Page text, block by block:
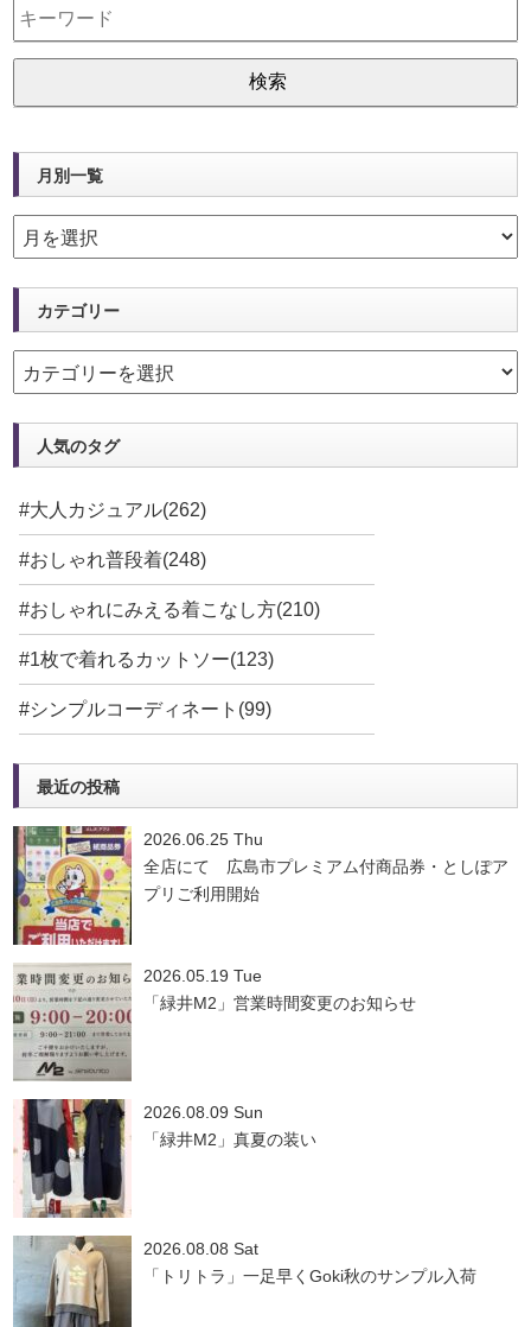
月別一覧
カテゴリー
人気のタグ
#大人カジュアル(262)
#おしゃれ普段着(248)
#おしゃれにみえる着こなし方(210)
#1枚で着れるカットソー(123)
#シンプルコーディネート(99)
最近の投稿
2026.06.25 Thu
全店にて 広島市プレミアム付商品券・としぽア
プリご利用開始
2026.05.19 Tue
「緑井M2」営業時間変更のお知らせ
2026.08.09 Sun
「緑井M2」真夏の装い
2026.08.08 Sat
「トリトラ」一足早くGoki秋のサンプル入荷